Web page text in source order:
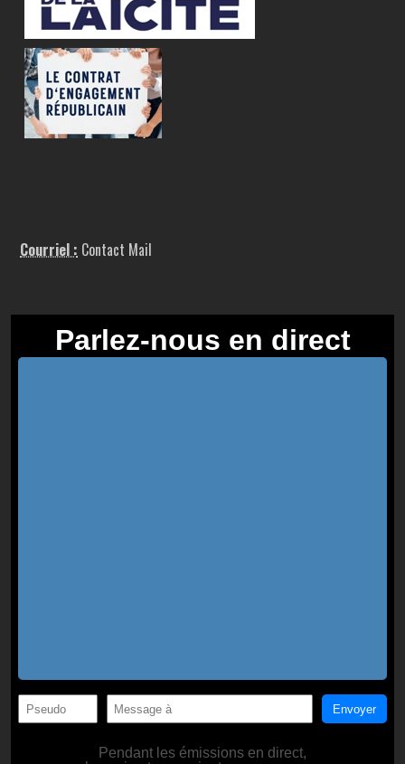
Courriel : Contact Mail